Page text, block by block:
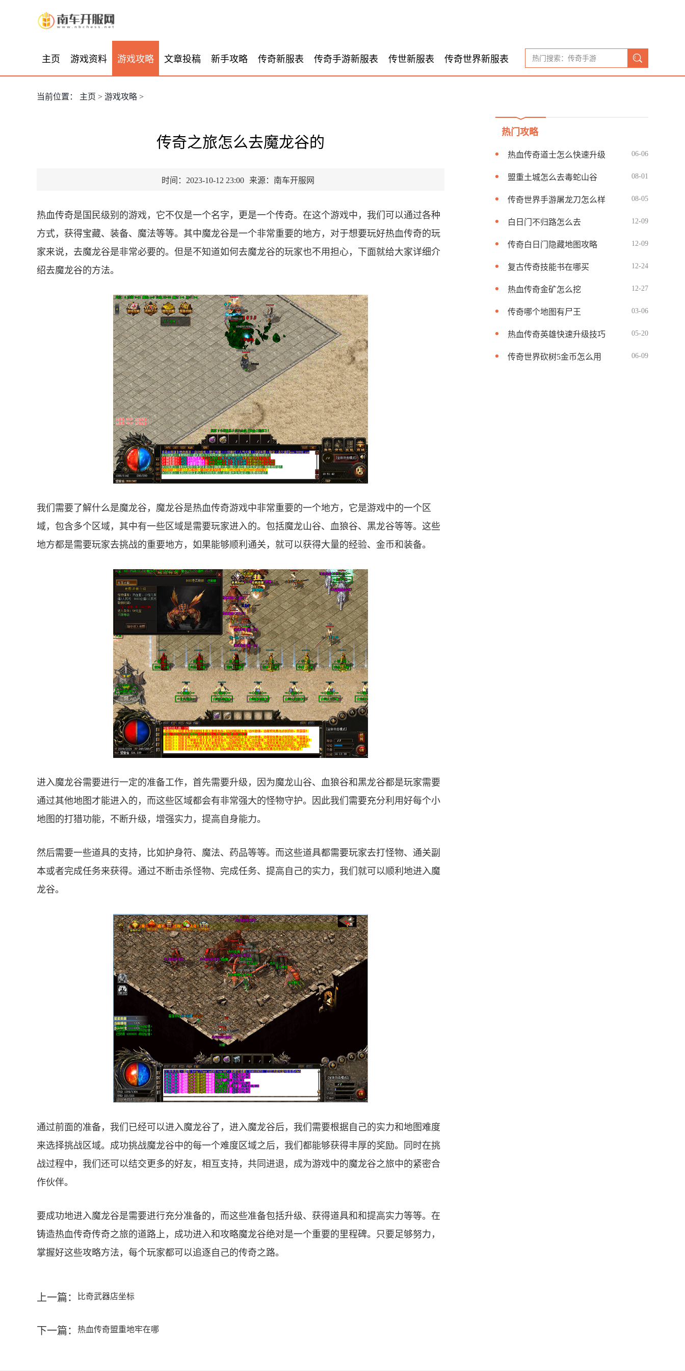
主页 游戏资料 游戏攻略 文章投稿 新手攻略 传奇新服表 传奇手游新服表 传世新服表 传奇世界新服表
当前位置： 主页 > 游戏攻略 >
传奇之旅怎么去魔龙谷的
时间：2023-10-12 23:00 来源：南车开服网
热血传奇是国民级别的游戏，它不仅是一个名字，更是一个传奇。在这个游戏中，我们可以通过各种
方式，获得宝藏、装备、魔法等等。其中魔龙谷是一个非常重要的地方，对于想要玩好热血传奇的玩
家来说，去魔龙谷是非常必要的。但是不知道如何去魔龙谷的玩家也不用担心，下面就给大家详细介
绍去魔龙谷的方法。
我们需要了解什么是魔龙谷，魔龙谷是热血传奇游戏中非常重要的一个地方，它是游戏中的一个区
域，包含多个区域，其中有一些区域是需要玩家进入的。包括魔龙山谷、血狼谷、黑龙谷等等。这些
地方都是需要玩家去挑战的重要地方，如果能够顺利通关，就可以获得大量的经验、金币和装备。
进入魔龙谷需要进行一定的准备工作，首先需要升级，因为魔龙山谷、血狼谷和黑龙谷都是玩家需要
通过其他地图才能进入的，而这些区域都会有非常强大的怪物守护。因此我们需要充分利用好每个小
地图的打猎功能，不断升级，增强实力，提高自身能力。
然后需要一些道具的支持，比如护身符、魔法、药品等等。而这些道具都需要玩家去打怪物、通关副
本或者完成任务来获得。通过不断击杀怪物、完成任务、提高自己的实力，我们就可以顺利地进入魔
龙谷。
通过前面的准备，我们已经可以进入魔龙谷了，进入魔龙谷后，我们需要根据自己的实力和地图难度
来选择挑战区域。成功挑战魔龙谷中的每一个难度区域之后，我们都能够获得丰厚的奖励。同时在挑
战过程中，我们还可以结交更多的好友，相互支持，共同进退，成为游戏中的魔龙谷之旅中的紧密合
作伙伴。
要成功地进入魔龙谷是需要进行充分准备的，而这些准备包括升级、获得道具和和提高实力等等。在
铸造热血传奇传奇之旅的道路上，成功进入和攻略魔龙谷绝对是一个重要的里程碑。只要足够努力，
掌握好这些攻略方法，每个玩家都可以追逐自己的传奇之路。
上一篇： 比奇武器店坐标
下一篇： 热血传奇盟重地牢在哪
热门攻略
热血传奇道士怎么快速升级 06-06
盟重土城怎么去毒蛇山谷 08-01
传奇世界手游屠龙刀怎么样 08-05
白日门不归路怎么去 12-09
传奇白日门隐藏地图攻略 12-09
复古传奇技能书在哪买 12-24
热血传奇金矿怎么挖 12-27
传奇哪个地图有尸王 03-06
热血传奇英雄快速升级技巧 05-20
传奇世界砍树5金币怎么用 06-09